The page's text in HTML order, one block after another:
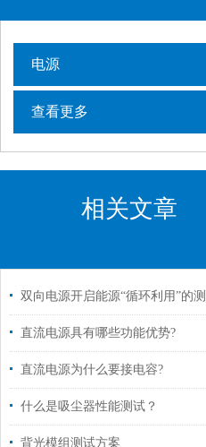
电源
查看更多
相关文章
直流电源具有哪些功能优势?
直流电源为什么要接电容?
什么是吸尘器性能测试？
背光模组测试方案